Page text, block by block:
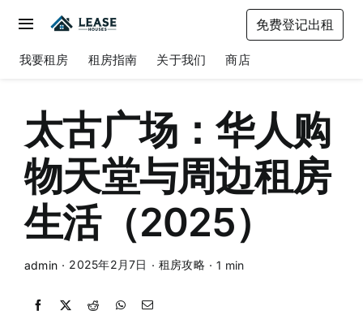
content
Toggle
Navigation
我要租房
租房指南
关于我们
商店
免费登记出租
我要租房 租房指南 关于我们 商店
太古广场：华人购
物天堂与周边租房
生活（2025）
admin · 2025年2月7日 · 租房攻略 · 1 min